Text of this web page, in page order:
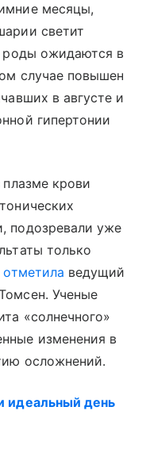
месяцы,
светит
роды ожидаются в
случае повышен
в августе и
гипертонии
плазме крови
подозревали уже
только
отметила ведущий
Ученые
«солнечного»
изменения в
осложнений.
идеальный день